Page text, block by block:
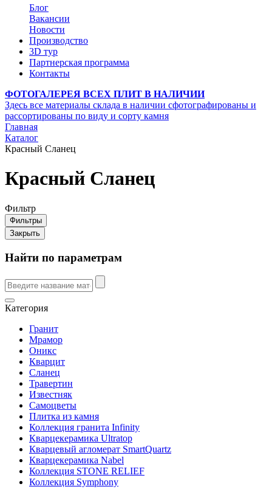
Блог
Вакансии
Новости
Производство
3D тур
Партнерская программа
Контакты
ФОТОГАЛЕРЕЯ ВСЕХ ПЛИТ В НАЛИЧИИ
Здесь все материалы склада в наличии сфотографированы и
рассортированы по виду и сорту камня
Главная
Каталог
Красный Сланец
Красный Сланец
Фильтр
Фильтры
Закрыть
Найти по параметрам
Категория
Гранит
Мрамор
Оникс
Кварцит
Сланец
Травертин
Известняк
Самоцветы
Плитка из камня
Коллекция гранита Infinity
Кварцекерамика Ultratop
Кварцевый агломерат SmartQuartz
Кварцекерамика Nabel
Коллекция STONE RELIEF
Коллекция Symphony